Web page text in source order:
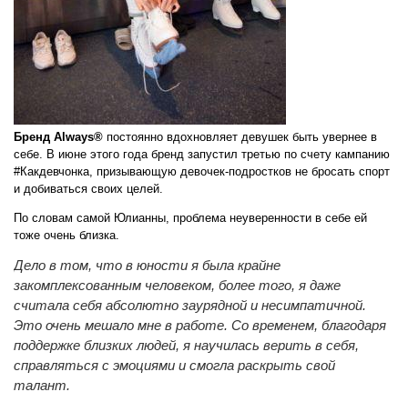
Бренд Always® постоянно вдохновляет девушек быть увернее в
себе. В июне этого года бренд запустил третью по счету кампанию
#Какдевчонка, призывающую девочек-подростков не бросать спорт
и добиваться своих целей.
По словам самой Юлианны, проблема неуверенности в себе ей
тоже очень близка.
Дело в том, что в юности я была крайне
закомплексованным человеком, более того, я даже
считала себя абсолютно заурядной и несимпатичной.
Это очень мешало мне в работе. Со временем, благодаря
поддержке близких людей, я научилась верить в себя,
справляться с эмоциями и смогла раскрыть свой
талант.